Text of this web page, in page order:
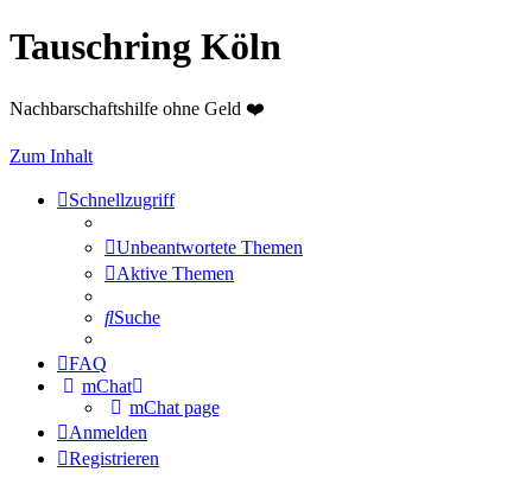
Tauschring Köln
Nachbarschaftshilfe ohne Geld ❤️
Zum Inhalt
Schnellzugriff
Unbeantwortete Themen
Aktive Themen
Suche
FAQ
mChat
mChat page
Anmelden
Registrieren